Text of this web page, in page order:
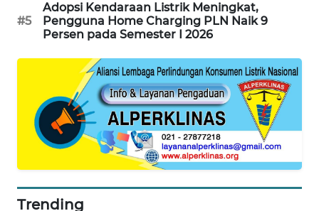
#5
Adopsi Kendaraan Listrik Meningkat,
Pengguna Home Charging PLN Naik 9
Persen pada Semester I 2026
Trending
METRO
NEWS
METRO
JAKARTA
NEWS
KRT